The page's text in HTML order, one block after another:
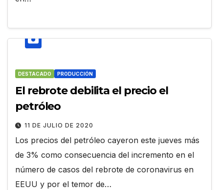
DESTACADO PRODUCCIÓN
El rebrote debilita el precio el
petróleo
11 DE JULIO DE 2020
Los precios del petróleo cayeron este jueves más
de 3% como consecuencia del incremento en el
número de casos del rebrote de coronavirus en
EEUU y por el temor de…